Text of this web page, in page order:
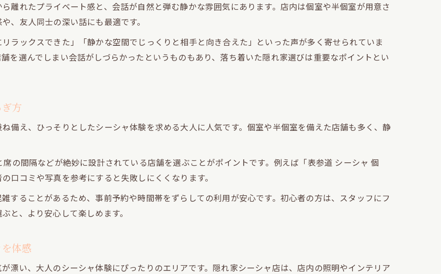
ひっそり過ごせる青山一丁目シーシャの魅力
青山一丁目で楽しむシーシャの隠れ家体験
ひっそり空間で味わうシーシャの落ち着き
大人のための青山一丁目シーシャ活用術
表参道で個室感を味わうシーシャ利用のコツ
表参道シーシャで個室感を重視する理由
ひっそりと楽しめる表参道のシーシャ空間
デートに最適なシーシャの個室利用ポイント
表参道シーシャ選びで外せない雰囲気の要素
初心者も安心できるシーシャ選びを徹底解説
初めてでも安心な隠れ家シーシャの特徴
離れたプライベート感と、会話が自然と弾む静かな雰囲気にあります。店内は個室や半個室が用意さ
、友人同士の深い話にも最適です。
ラックスできた」「静かな空間でじっくりと相手と向き合えた」といった声が多く寄せられていま
を選んでしまい会話がしづらかったというものもあり、落ち着いた隠れ家選びは重要なポイントとい
方
備え、ひっそりとしたシーシャ体験を求める大人に人気です。個室や半個室を備えた店舗も多く、静
の間隔などが絶妙に設計されている店舗を選ぶことがポイントです。例えば「表参道 シーシャ 個
口コミや写真を参考にすると失敗しにくくなります。
することがあるため、事前予約や時間帯をずらしての利用が安心です。初心者の方は、スタッフにフ
と、より安心して楽しめます。
体感
漂い、大人のシーシャ体験にぴったりのエリアです。隠れ家シーシャ店は、店内の照明やインテリア